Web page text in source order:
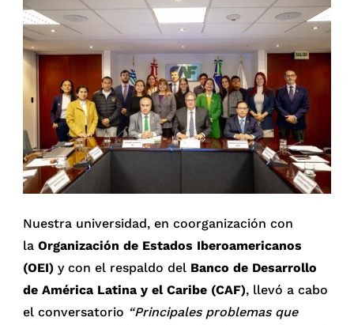
Nuestra universidad, en coorganización con
laOrganización de Estados Iberoamericanos
(OEI) y con el respaldo del Banco de Desarrollo
de América Latina y el Caribe (CAF), llevó a cabo
el conversatorio “Principales problemas que